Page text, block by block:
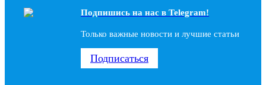
Подпишись на наc в Telegram!
Только важные новости и лучшие статьи
Подписаться